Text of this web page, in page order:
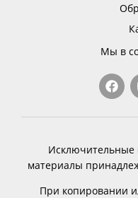
Мы в
Исключительные
материалы
При копировании